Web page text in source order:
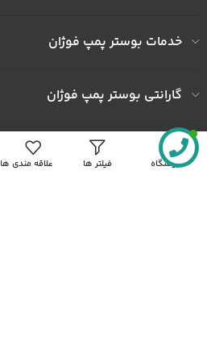
خدمات بوستر پمپ فوژان
گارانتی بوستر پمپ فوژان
به ما اعتماد کنید
فروشگاه فیلتر ها علاقه مندی ها